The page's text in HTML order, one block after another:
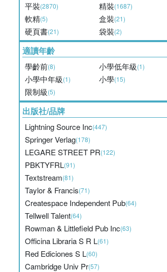
平裝(2870) 精裝(1687)
軟精(5) 盒裝(21)
硬頁書(21) 袋裝(2)
適讀年齡
學齡前(8) 小學低年級(1)
小學中年級(1) 小學(15)
限制級(5)
出版社/品牌
Lightning Source Inc(447)
Springer Verlag(178)
LEGARE STREET PR(122)
PBKTYFRL(91)
Textstream(81)
Taylor & Francis(71)
Createspace Independent Pub(64)
Tellwell Talent(64)
Rowman & Littlefield Pub Inc(63)
Officina Libraria S R L(61)
Red Ediciones S L(60)
Cambridge Univ Pr(57)